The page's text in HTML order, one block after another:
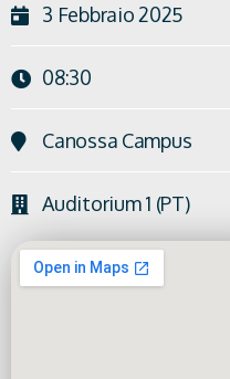
3 Febbraio 2025
08:30
Canossa Campus
Auditorium 1 (PT)